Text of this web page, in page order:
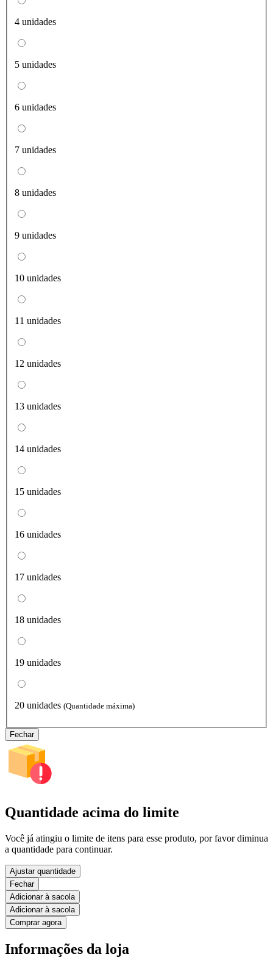
4 unidades
5 unidades
6 unidades
7 unidades
8 unidades
9 unidades
10 unidades
11 unidades
12 unidades
13 unidades
14 unidades
15 unidades
16 unidades
17 unidades
18 unidades
19 unidades
20 unidades (Quantidade máxima)
Fechar
Quantidade acima do limite
Você já atingiu o limite de itens para esse produto, por favor diminua
a quantidade para continuar.
Ajustar quantidade
Fechar
Adicionar à sacola
Adicionar à sacola
Comprar agora
Informações da loja